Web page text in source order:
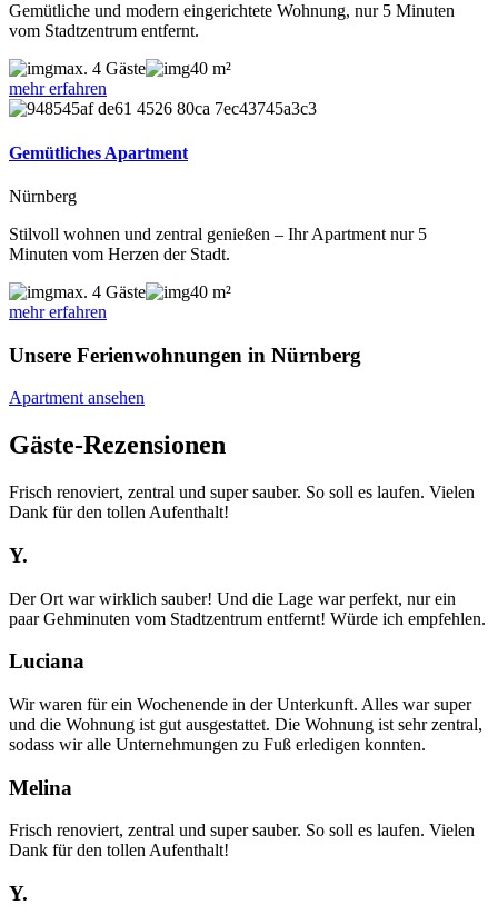
Gemütliche und modern eingerichtete Wohnung, nur 5 Minuten
vom Stadtzentrum entfernt.
max. 4 Gäste
40 m²
mehr erfahren
Gemütliches Apartment
Nürnberg
Stilvoll wohnen und zentral genießen – Ihr Apartment nur 5
Minuten vom Herzen der Stadt.
max. 4 Gäste
40 m²
mehr erfahren
Unsere Ferienwohnungen in Nürnberg
Apartment ansehen
Gäste-Rezensionen
Frisch renoviert, zentral und super sauber. So soll es laufen. Vielen
Dank für den tollen Aufenthalt!
Y.
Der Ort war wirklich sauber! Und die Lage war perfekt, nur ein
paar Gehminuten vom Stadtzentrum entfernt! Würde ich empfehlen.
Luciana
Wir waren für ein Wochenende in der Unterkunft. Alles war super
und die Wohnung ist gut ausgestattet. Die Wohnung ist sehr zentral,
sodass wir alle Unternehmungen zu Fuß erledigen konnten.
Melina
Frisch renoviert, zentral und super sauber. So soll es laufen. Vielen
Dank für den tollen Aufenthalt!
Y.